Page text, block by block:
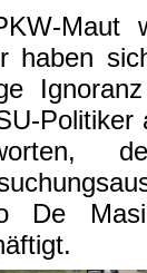
Maut
haben
De